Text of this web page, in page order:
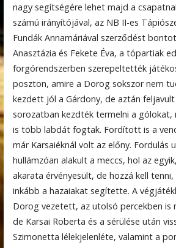
nagy segítségére lehet majd a
számú irányítójával, az NB II-es
Fundák Annamáriával szerződést
Anasztázia és Fekete Éva, a tópartiak
forgórendszerben szerepeltették
poszton, amire a Dorog sokszor nem
kezdett jól a Gárdony, de aztán
sorozatban kezdték termelni a gólokat,
is több labdát fogtak. Fordított is a
már Karsaiéknál volt az előny. Fordulás
hullámzóan alakult a meccs, hol az
akarata érvényesült, de hozzá kell
inkább a hazaiakat segítette. A
Dorog vezetett, az utolsó percekben is
de Karsai Roberta és a sérülése után
Szimonetta lélekjelenléte, valamint a